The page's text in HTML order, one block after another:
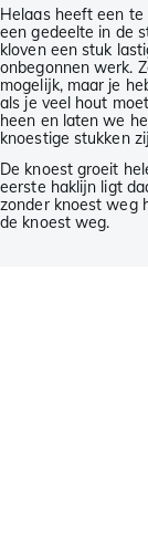
Helaas heeft een te
een gedeelte in de
kloven een stuk
onbegonnen werk.
mogelijk, maar je
als je veel hout
heen en laten we
knoestige stukken
De knoest groeit
eerste haklijn ligt
zonder knoest weg
de knoest weg.